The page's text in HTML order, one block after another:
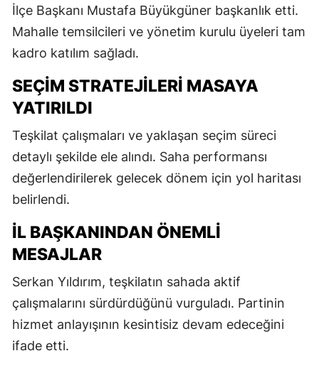
İlçe Başkanı Mustafa Büyükgüner başkanlık etti.
Mahalle temsilcileri ve yönetim kurulu üyeleri tam
kadro katılım sağladı.
SEÇIM STRATEJILERI MASAYA
YATIRILDI
Teşkilat çalışmaları ve yaklaşan seçim süreci
detaylı şekilde ele alındı. Saha performansı
değerlendirilerek gelecek dönem için yol haritası
belirlendi.
İL BAŞKANINDAN ÖNEMLI
MESAJLAR
Serkan Yıldırım, teşkilatın sahada aktif
çalışmalarını sürdürdüğünü vurguladı. Partinin
hizmet anlayışının kesintisiz devam edeceğini
ifade etti.